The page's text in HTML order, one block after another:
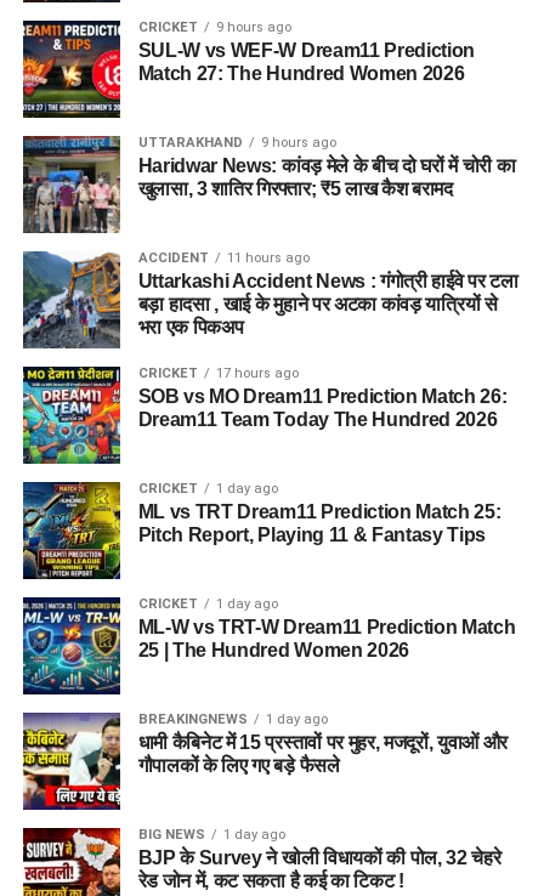
औद्योगिक नियमावली को मंजूरी, श्रमिक शिकायतों के त्वरित
समाधान पर जोर।
छंटनी किए गए कर्मचारियों को दोबारा अवसर देने का प्रावधान।
वन विकास निगम की सेवा नियमावली में संशोधन, स्केलर पद के
लिए 100 अंकों की परीक्षा होगी।
ईको टूरिज्म को बढ़ावा देने के लिए जड़ी-बूटियों से जुड़ी
उच्चाधिकार प्राप्त समिति में संशोधन किया जा सकेगा।
CRICKET 9 hours ago
SUL-W vs WEF-W Dream11 Prediction
Match 27: The Hundred Women 2026
UTTARAKHAND 9 hours ago
Haridwar News: कांवड़ मेले के बीच दो घरों में चोरी का
खुलासा, 3 शातिर गिरफ्तार; ₹5 लाख कैश बरामद
ACCIDENT 11 hours ago
Uttarkashi Accident News : गंगोत्री हाईवे पर टला
बड़ा हादसा , खाई के मुहाने पर अटका कांवड़ यात्रियों से
भरा एक पिकअप
CRICKET 17 hours ago
SOB vs MO Dream11 Prediction Match 26:
Dream11 Team Today The Hundred 2026
CRICKET 1 day ago
ML vs TRT Dream11 Prediction Match 25:
Pitch Report, Playing 11 & Fantasy Tips
CRICKET 1 day ago
ML-W vs TRT-W Dream11 Prediction Match
25 | The Hundred Women 2026
BREAKINGNEWS 1 day ago
धामी कैबिनेट में 15 प्रस्तावों पर मुहर, मजदूरों, युवाओं और
गौपालकों के लिए गए बड़े फैसले
BIG NEWS 1 day ago
BJP के Survey ने खोली विधायकों की पोल, 32 चेहरे
रेड जोन में, कट सकता है कई का टिकट !